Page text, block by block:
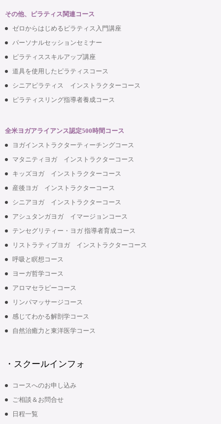
その他、ピラティス関連コース
ゼロからはじめるピラティス入門講座
パーソナルセッションセミナー
ピラティススキルアップ講座
道具を使用したピラティスコース
シニアピラティス インストラクターコース
ピラティスリング指導者養成コース
全米ヨガアライアンス認定500時間コース
ヨガインストラクターティーチングコース
マタニティヨガ インストラクターコース
キッズヨガ インストラクターコース
産後ヨガ インストラクターコース
シニアヨガ インストラクターコース
アシュタンガヨガ イマージョンコース
テンセグリティー・ヨガ 指導者育成コース
リストラティブヨガ インストラクターコース
呼吸と瞑想コース
ヨーガ哲学コース
アロマセラピーコース
リンパマッサージコース
感じてわかる解剖学コース
自然治癒力と東洋医学コース
・スクールインフォ
コースへのお申し込み
ご相談＆お問合せ
日程一覧